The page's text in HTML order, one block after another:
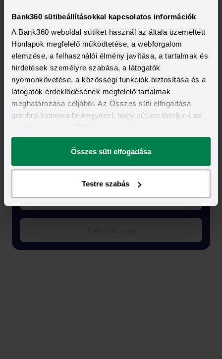
Bank360 sütibeállításokkal kapcsolatos információk
A Bank360 weboldal sütiket használ az általa üzemeltett
Honlapok megfelelő működtetése, a webforgalom
elemzése, a felhasználói élmény javítása, a tartalmak és
hirdetések személyre szabása, a látogatók
nyomonkövetése, a közösségi funkciók biztosítása és a
látogatók érdeklődésének megfelelő tartalmak
meghatározása céljából. Az Összes süti elfogadása
gombra kattintva beleegyezel, hogy sütiket tároljunk az
megváltoztathatod.
Összes süti elfogadása
Testre szabás
A legfrissebb újdonságok
egyenesen a postaládádba!
Elolvastam és elfogadom a Bank360
Adatkezelési szabályzatát